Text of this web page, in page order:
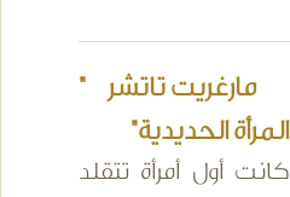
مارغريت تاتشر "
المرأة الحديدية"
كانت أول أمرأة تتقلد